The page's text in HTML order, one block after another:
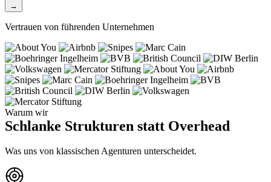
→
Vertrauen von führenden Unternehmen
Warum wir
Schlanke Strukturen statt Overhead
Was uns von klassischen Agenturen unterscheidet.